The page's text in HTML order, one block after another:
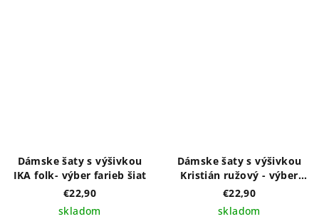
Dámske šaty s výšivkou
IKA folk- výber farieb šiat
€22,90
skladom
Dámske šaty s výšivkou
Kristián ružový - výber
farieb šiat
€22,90
skladom